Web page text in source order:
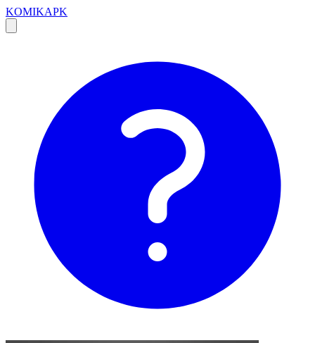
KOMIKAPK